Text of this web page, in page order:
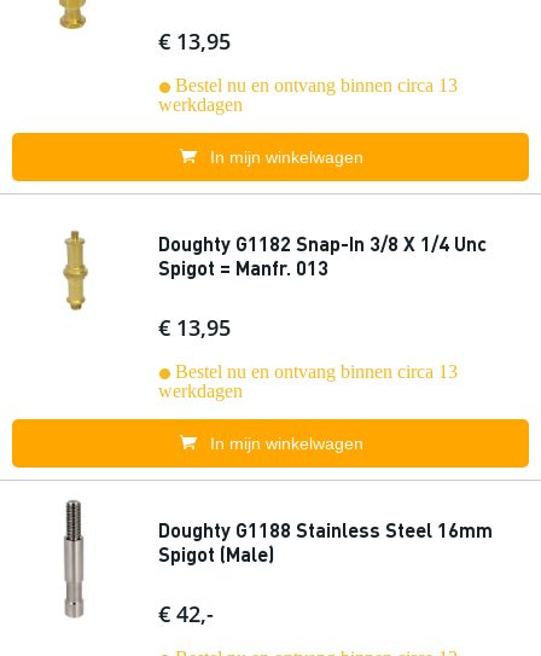
€ 13,95
Bestel nu en ontvang binnen circa 13
werkdagen
In mijn winkelwagen
Doughty G1182 Snap-In 3/8 X 1/4 Unc
Spigot = Manfr. 013
€ 13,95
Bestel nu en ontvang binnen circa 13
werkdagen
In mijn winkelwagen
Doughty G1188 Stainless Steel 16mm
Spigot (Male)
€ 42,-